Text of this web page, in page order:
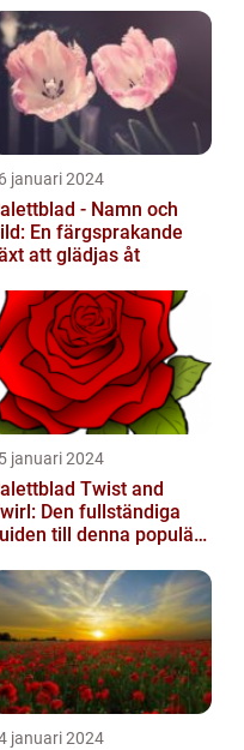
januari 2024
- Namn och
En färgsprakande
att glädjas åt
januari 2024
Twist and
Den fullständiga
till denna populära
januari 2024